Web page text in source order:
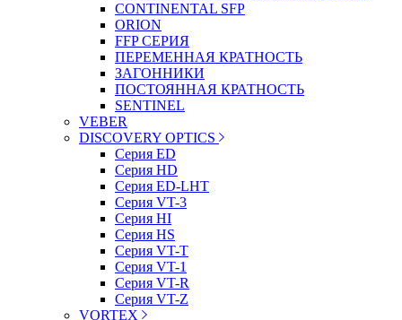
CONTINENTAL SFP
ORION
FFP СЕРИЯ
ПЕРЕМЕННАЯ КРАТНОСТЬ
ЗАГОННИКИ
ПОСТОЯННАЯ КРАТНОСТЬ
SENTINEL
VEBER
DISCOVERY OPTICS
Серия ED
Серия HD
Серия ED-LHT
Серия VT-3
Серия HI
Серия HS
Серия VT-T
Серия VT-1
Серия VT-R
Серия VT-Z
VORTEX